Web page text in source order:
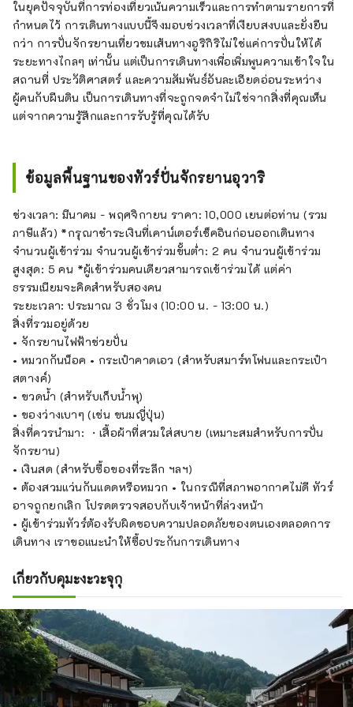
ในยุคปัจจุบันที่การท่องเที่ยวเน้นความเร็วและการทำตามรายการที่
กำหนดไว้ การเดินทางแบบนี้จึงมอบช่วงเวลาที่เงียบสงบและยั่งยืน
กว่า การปั่นจักรยานเที่ยวชมเส้นทางอูริกิริไม่ใช่แค่การปั่นให้ได้
ระยะทางไกลๆ เท่านั้น แต่เป็นการเดินทางเพื่อเพิ่มพูนความเข้าใจใน
สถานที่ ประวัติศาสตร์ และความสัมพันธ์อันละเอียดอ่อนระหว่าง
ผู้คนกับผืนดิน เป็นการเดินทางที่จะถูกจดจำไม่ใช่จากสิ่งที่คุณเห็น
แต่จากความรู้สึกและการรับรู้ที่คุณได้รับ
ข้อมูลพื้นฐานของทัวร์ปั่นจักรยานอุวาริ
ช่วงเวลา: มีนาคม - พฤศจิกายน ราคา: 10,000 เยนต่อท่าน (รวม
ภาษีแล้ว) *กรุณาชำระเงินที่เคาน์เตอร์เช็คอินก่อนออกเดินทาง
จำนวนผู้เข้าร่วม จำนวนผู้เข้าร่วมขั้นต่ำ: 2 คน จำนวนผู้เข้าร่วม
สูงสุด: 5 คน *ผู้เข้าร่วมคนเดียวสามารถเข้าร่วมได้ แต่ค่า
ธรรมเนียมจะคิดสำหรับสองคน
ระยะเวลา: ประมาณ 3 ชั่วโมง (10:00 น. - 13:00 น.)
สิ่งที่รวมอยู่ด้วย
• จักรยานไฟฟ้าช่วยปั่น
• หมวกกันน็อค • กระเป๋าคาดเอว (สำหรับสมาร์ทโฟนและกระเป๋า
สตางค์)
• ขวดน้ำ (สำหรับเก็บน้ำพุ)
• ของว่างเบาๆ (เช่น ขนมญี่ปุ่น)
สิ่งที่ควรนำมา: ・เสื้อผ้าที่สวมใส่สบาย (เหมาะสมสำหรับการปั่น
จักรยาน)
• เงินสด (สำหรับซื้อของที่ระลึก ฯลฯ)
• ต้องสวมแว่นกันแดดหรือหมวก • ในกรณีที่สภาพอากาศไม่ดี ทัวร์
อาจถูกยกเลิก โปรดตรวจสอบกับเจ้าหน้าที่ล่วงหน้า
• ผู้เข้าร่วมทัวร์ต้องรับผิดชอบความปลอดภัยของตนเองตลอดการ
เดินทาง เราขอแนะนำให้ซื้อประกันการเดินทาง
เกี่ยวกับคุมะงะวะจุกุ